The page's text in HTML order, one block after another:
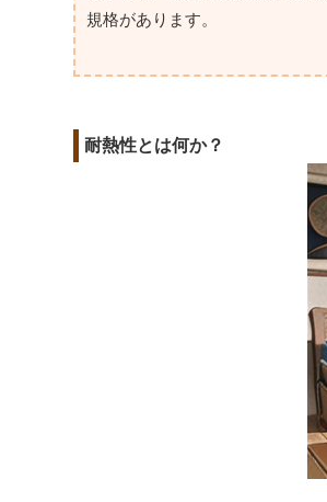
規格があります。
耐熱性とは何か？